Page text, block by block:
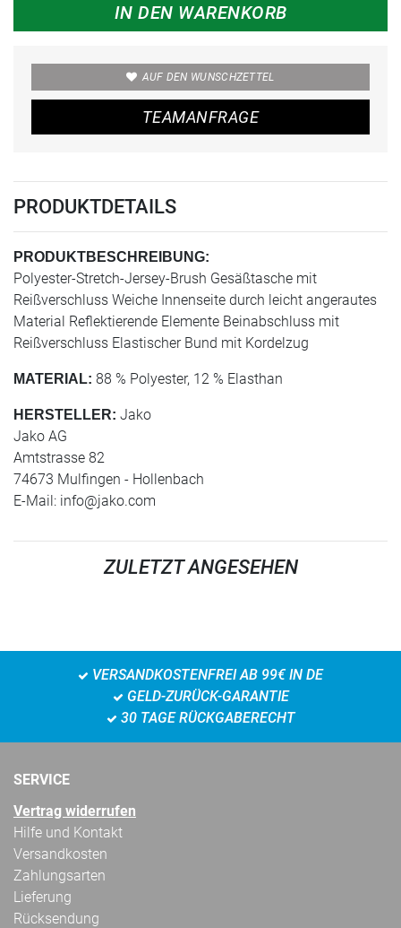
IN DEN WARENKORB
AUF DEN WUNSCHZETTEL
TEAMANFRAGE
PRODUKTDETAILS
PRODUKTBESCHREIBUNG:
Polyester-Stretch-Jersey-Brush Gesäßtasche mit
Reißverschluss Weiche Innenseite durch leicht angerautes
Material Reflektierende Elemente Beinabschluss mit
Reißverschluss Elastischer Bund mit Kordelzug
MATERIAL: 88 % Polyester, 12 % Elasthan
HERSTELLER: Jako
Jako AG
Amtstrasse 82
74673 Mulfingen - Hollenbach
E-Mail: info@jako.com
ZULETZT ANGESEHEN
VERSANDKOSTENFREI AB 99€ IN DE
GELD-ZURÜCK-GARANTIE
30 TAGE RÜCKGABERECHT
SERVICE
Vertrag widerrufen
Hilfe und Kontakt
Versandkosten
Zahlungsarten
Lieferung
Rücksendung